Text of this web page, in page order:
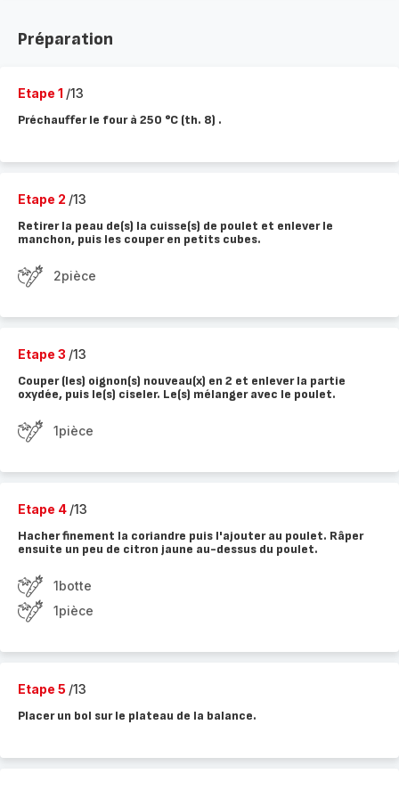
Préparation
Etape 1 /13
Préchauffer le four à 250 °C (th. 8) .
Etape 2 /13
Retirer la peau de(s) la cuisse(s) de poulet et enlever le
manchon, puis les couper en petits cubes.
2pièce
Etape 3 /13
Couper (les) oignon(s) nouveau(x) en 2 et enlever la partie
oxydée, puis le(s) ciseler. Le(s) mélanger avec le poulet.
1pièce
Etape 4 /13
Hacher finement la coriandre puis l'ajouter au poulet. Râper
ensuite un peu de citron jaune au-dessus du poulet.
1botte
1pièce
Etape 5 /13
Placer un bol sur le plateau de la balance.